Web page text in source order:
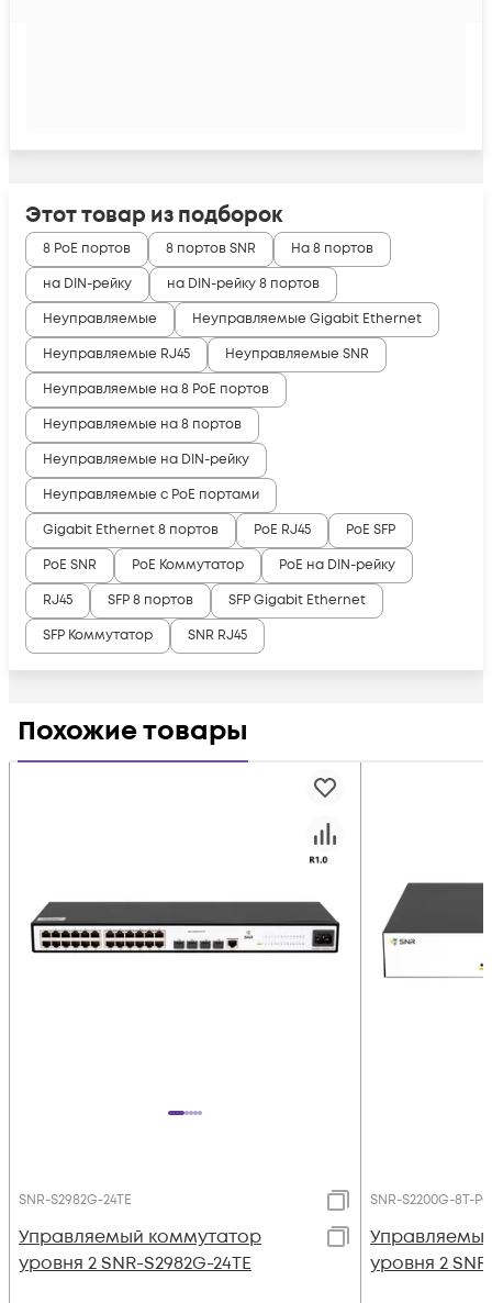
Этот товар из подборок
8 PoE портов 8 портов SNR
На 8 портов
на DIN-рейку
на DIN-рейку 8 портов
Неуправляемые
Неуправляемые Gigabit Ethernet
Неуправляемые RJ45
Неуправляемые SNR
Неуправляемые на 8 PoE портов
Неуправляемые на 8 портов
Неуправляемые на DIN-рейку
Неуправляемые с PoE портами
Gigabit Ethernet 8 портов
PoE RJ45
PoE SFP
PoE SNR
PoE Коммутатор
PoE на DIN-рейку
RJ45
SFP 8 портов
SFP Gigabit Ethernet
SFP Коммутатор
SNR RJ45
Похожие товары
SNR-S2982G-24TE
Управляемый коммутатор
уровня 2 SNR-S2982G-24TE
SNR-S2200G-8T-
уровня 2